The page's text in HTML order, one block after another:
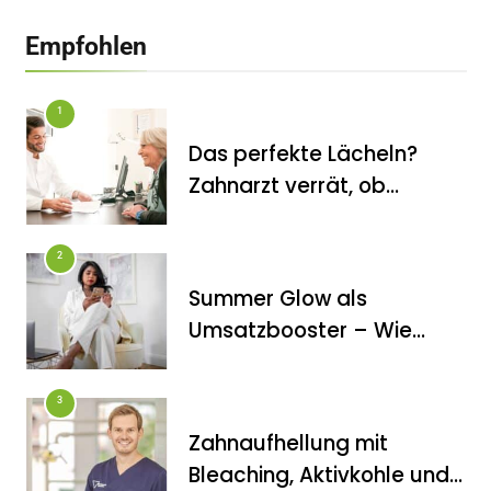
Empfohlen
1
Das perfekte Lächeln?
Zahnarzt verrät, ob
2
Summer Glow als
Umsatzbooster – Wie
3
Zahnaufhellung mit
Bleaching, Aktivkohle und
FITNESS
Die perfekten Liegestütze